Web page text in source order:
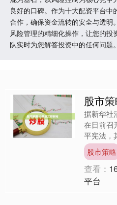
良好的口碑。作为十大配资平台
合作，确保资金流转的安全与透明
风险管理的精细化操作，让您的投
队实时为您解答投资中的任何问题。
股市
据新华社
在日前召
平宪法，
唱国歌，
评。 自民
股市策略
查看：
平台